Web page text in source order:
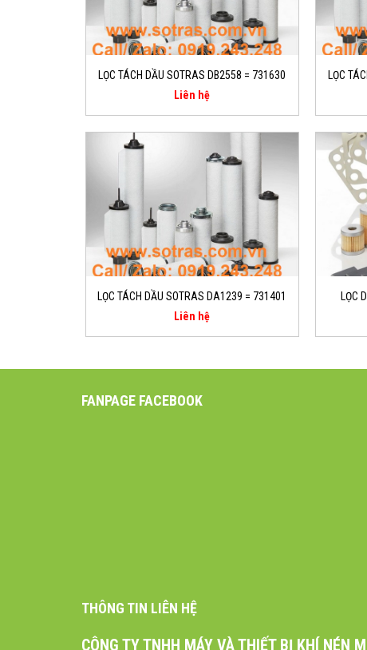
LỌC TÁCH DẦU SOTRAS DB2558 = 731630
Liên hệ
LỌC
LỌC TÁCH DẦU SOTRAS DA1239 = 731401
Liên hệ
LỌC
FANPAGE FACEBOOK
THÔNG TIN LIÊN HỆ
CÔNG TY TNHH MÁY VÀ THIẾT BỊ KHÍ NÉN